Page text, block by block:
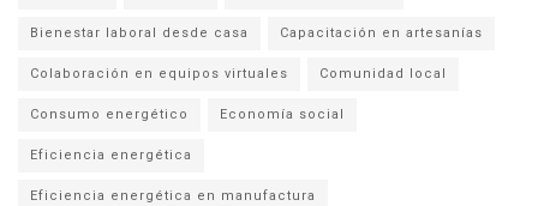
Bienestar laboral desde casa Capacitación en artesanías
Colaboración en equipos virtuales Comunidad local
Consumo energético Economía social
Eficiencia energética
Eficiencia energética en manufactura